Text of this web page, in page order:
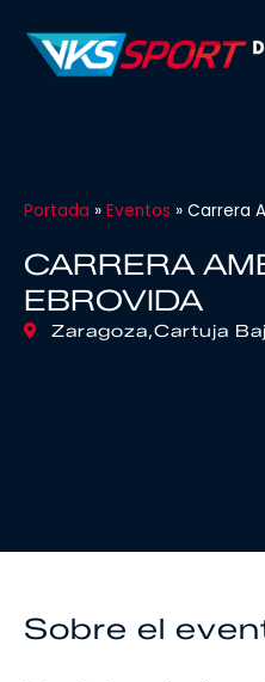
Portada » Eventos » Carrera
CARRERA
EBROVIDA
Zaragoza,Cartuja
Sobre el